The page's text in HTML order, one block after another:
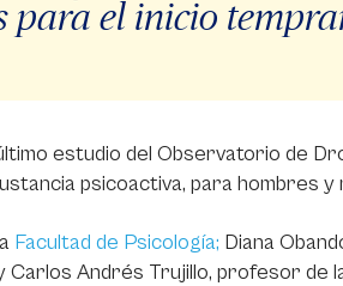
para el inicio
estudio del Observatorio de
psicoactiva, para hombres y
Facultad de Psicología; Diana
Carlos Andrés Trujillo, profesor de